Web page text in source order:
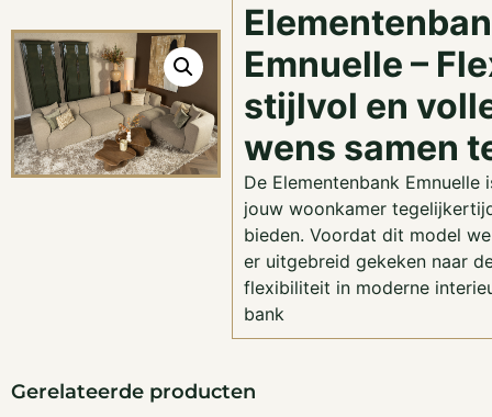
Emnuelle –
stijlvol en
wens samen
De Elementenbank Emnuelle
jouw woonkamer
bieden. Voordat dit model
er uitgebreid gekeken naar
flexibiliteit in moderne
bank
Gerelateerde producten